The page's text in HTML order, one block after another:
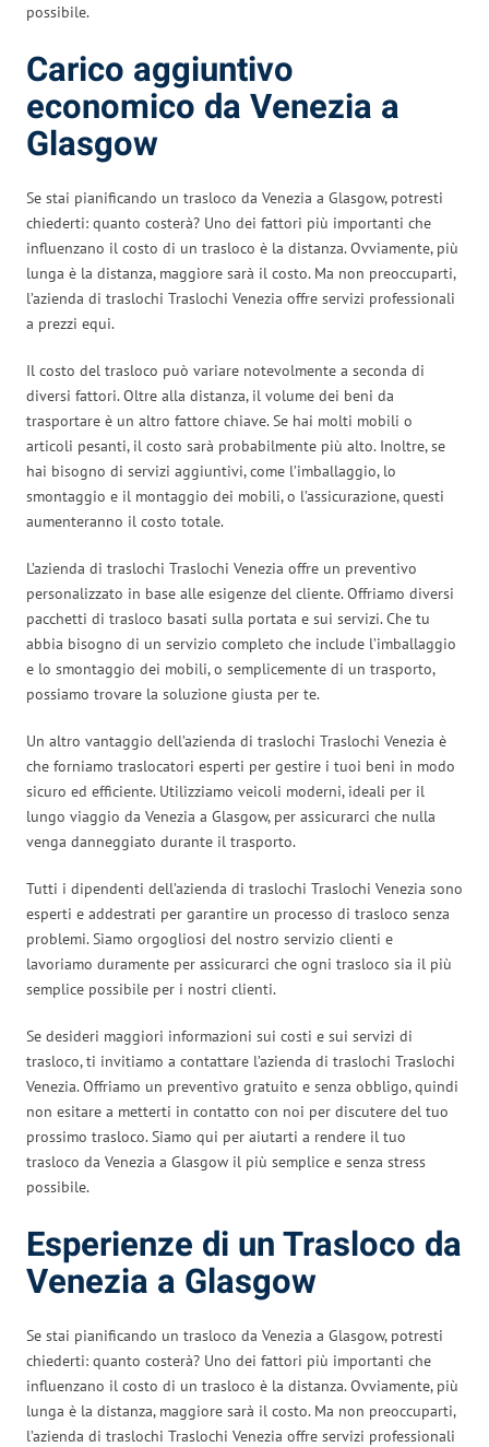
possibile.
Carico aggiuntivo
economico da Venezia a
Glasgow
Se stai pianificando un trasloco da Venezia a Glasgow, potresti
chiederti: quanto costerà? Uno dei fattori più importanti che
influenzano il costo di un trasloco è la distanza. Ovviamente, più
lunga è la distanza, maggiore sarà il costo. Ma non preoccuparti,
l’azienda di traslochi Traslochi Venezia offre servizi professionali
a prezzi equi.
Il costo del trasloco può variare notevolmente a seconda di
diversi fattori. Oltre alla distanza, il volume dei beni da
trasportare è un altro fattore chiave. Se hai molti mobili o
articoli pesanti, il costo sarà probabilmente più alto. Inoltre, se
hai bisogno di servizi aggiuntivi, come l’imballaggio, lo
smontaggio e il montaggio dei mobili, o l’assicurazione, questi
aumenteranno il costo totale.
L’azienda di traslochi Traslochi Venezia offre un preventivo
personalizzato in base alle esigenze del cliente. Offriamo diversi
pacchetti di trasloco basati sulla portata e sui servizi. Che tu
abbia bisogno di un servizio completo che include l’imballaggio
e lo smontaggio dei mobili, o semplicemente di un trasporto,
possiamo trovare la soluzione giusta per te.
Un altro vantaggio dell’azienda di traslochi Traslochi Venezia è
che forniamo traslocatori esperti per gestire i tuoi beni in modo
sicuro ed efficiente. Utilizziamo veicoli moderni, ideali per il
lungo viaggio da Venezia a Glasgow, per assicurarci che nulla
venga danneggiato durante il trasporto.
Tutti i dipendenti dell’azienda di traslochi Traslochi Venezia sono
esperti e addestrati per garantire un processo di trasloco senza
problemi. Siamo orgogliosi del nostro servizio clienti e
lavoriamo duramente per assicurarci che ogni trasloco sia il più
semplice possibile per i nostri clienti.
Se desideri maggiori informazioni sui costi e sui servizi di
trasloco, ti invitiamo a contattare l’azienda di traslochi Traslochi
Venezia. Offriamo un preventivo gratuito e senza obbligo, quindi
non esitare a metterti in contatto con noi per discutere del tuo
prossimo trasloco. Siamo qui per aiutarti a rendere il tuo
trasloco da Venezia a Glasgow il più semplice e senza stress
possibile.
Esperienze di un Trasloco da
Venezia a Glasgow
Se stai pianificando un trasloco da Venezia a Glasgow, potresti
chiederti: quanto costerà? Uno dei fattori più importanti che
influenzano il costo di un trasloco è la distanza. Ovviamente, più
lunga è la distanza, maggiore sarà il costo. Ma non preoccuparti,
l’azienda di traslochi Traslochi Venezia offre servizi professionali